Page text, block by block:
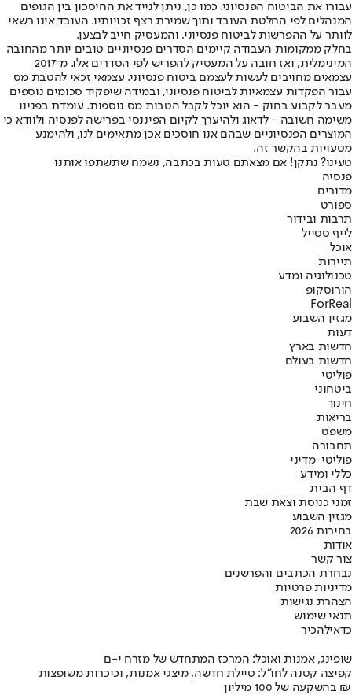
עבורו את הביטוח הפנסיוני. כמו כן, ניתן לנייד את החיסכון בין הגופים
המנהלים לפי החלטת העובד ותוך שמירת רצף זכויותיו. העובד אינו רשאי
לוותר על ההפרשות לביטוח פנסיוני, והמעסיק חייב לבצען.
בחלק ממקומות העבודה קיימים הסדרים פנסיוניים טובים יותר מהחובה
המינימלית, ואז חובה על המעסיק להפריש לפי הסדרים אלו. מ־2017
עצמאים מחויבים לעשות לעצמם ביטוח פנסיוני. עצמאי זכאי להטבת מס
עבור הפקדות עצמאיות לביטוח פנסיוני, ובמידה שיפקיד סכומים נוספים
מעבר לקבוע בחוק - הוא יוכל לקבל הטבות מס נוספות. עומדת בפנינו
משימה חשובה - לדאוג ולהיערך לקיום הפיננסי בפרישה לפנסיה ולוודא כי
המוצרים הפנסיוניים שבהם אנו חוסכים אכן מתאימים לנו, ולהימנע
מטעויות בהקשר זה.
טעינו? נתקן! אם מצאתם טעות בכתבה, נשמח שתשתפו אותנו
פנסיה
מדורים
ספורט
תרבות ובידור
לייף סטייל
אוכל
תיירות
טכנולוגיה ומדע
הורוסקופ
ForReal
מגזין השבוע
דעות
חדשות בארץ
חדשות בעולם
פוליטי
ביטחוני
חינוך
בריאות
משפט
תחבורה
פוליטי-מדיני
כללי ומידע
דף הבית
זמני כניסת וצאת שבת
מגזין השבוע
בחירות 2026
אודות
צור קשר
נבחרת הכתבים והפרשנים
מדיניות פרטיות
הצהרת נגישות
תנאי שימוש
כדאילהכיר
שופינג, אמנות ואוכל: המרכז המתחדש של מזרח י-ם
קפיצה קטנה לחו"ל: טיילת חדשה, מיצגי אמנות, וכיכרות משופצות
בהשקעה של 100 מיליון ₪